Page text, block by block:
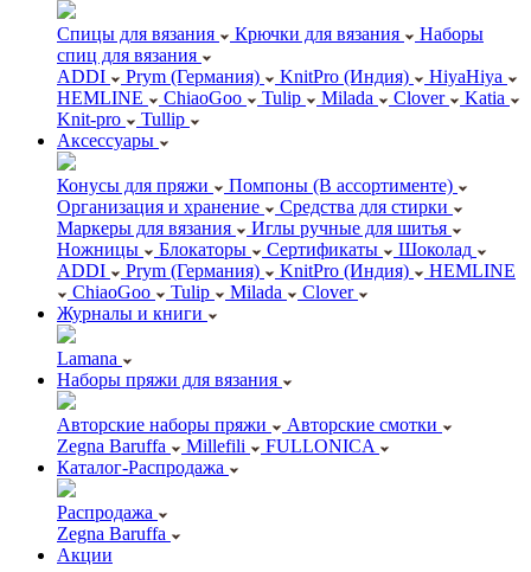
Спицы для вязания Крючки для вязания
Наборы
спиц для вязания
ADDI
Prym (Германия) KnitPro (Индия)
HiyaHiya
HEMLINE
ChiaoGoo Tulip Milada Clover
Katia
Knit-pro
Tullip
Аксессуары
Конусы для пряжи
Помпоны (В ассортименте)
Организация и хранение
Средства для стирки
Маркеры для вязания
Иглы ручные для шитья
Ножницы
Блокаторы Сертификаты
Шоколад
ADDI
Prym (Германия) KnitPro (Индия)
HEMLINE
ChiaoGoo
Tulip Milada
Clover
Журналы и книги
Lamana
Наборы пряжи для вязания
Авторские наборы пряжи
Авторские смотки
Zegna Baruffa
Millefili
FULLONICA
Каталог-Распродажа
Распродажа
Zegna Baruffa
Акции